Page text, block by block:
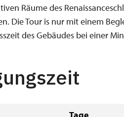
Räume des
Die Tour is nur mit einem
des Gebäudes bei einer